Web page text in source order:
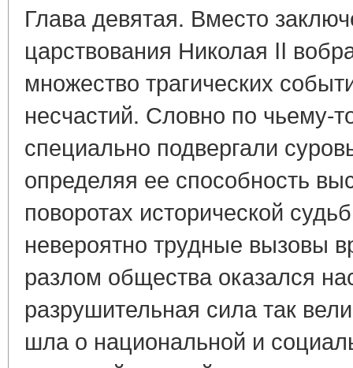
Глава девятая. Вместо
царствования Николая II
множество трагических
несчастий. Словно по чьему-
специально подвергали
определяя ее способность
поворотах исторической
невероятно трудные вызовы
разлом общества оказался
разрушительная сила так
шла о национальной и